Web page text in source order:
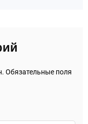
Обязательные поля